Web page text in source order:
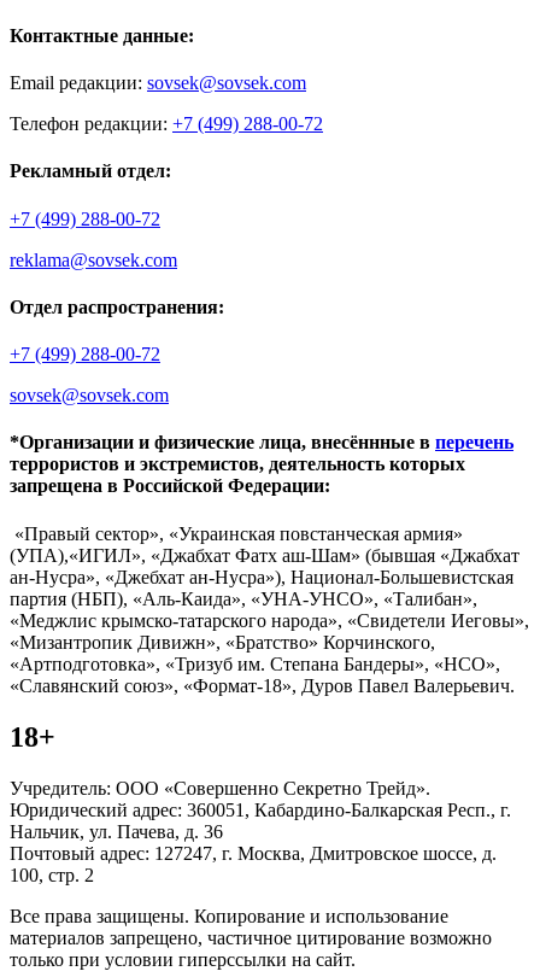
Контактные данные:
Email редакции: sovsek@sovsek.com
Телефон редакции: +7 (499) 288-00-72
Рекламный отдел:
+7 (499) 288-00-72
reklama@sovsek.com
Отдел распространения:
+7 (499) 288-00-72
sovsek@sovsek.com
*Организации и физические лица, внесённные в перечень
террористов и экстремистов, деятельность которых
запрещена в Российской Федерации:
«Правый сектор», «Украинская повстанческая армия»
(УПА),«ИГИЛ», «Джабхат Фатх аш-Шам» (бывшая «Джабхат
ан-Нусра», «Джебхат ан-Нусра»), Национал-Большевистская
партия (НБП), «Аль-Каида», «УНА-УНСО», «Талибан»,
«Меджлис крымско-татарского народа», «Свидетели Иеговы»,
«Мизантропик Дивижн», «Братство» Корчинского,
«Артподготовка», «Тризуб им. Степана Бандеры», «НСО»,
«Славянский союз», «Формат-18», Дуров Павел Валерьевич.
18+
Учредитель: ООО «Совершенно Секретно Трейд».
Юридический адрес: 360051, Кабардино-Балкарская Респ., г.
Нальчик, ул. Пачева, д. 36
Почтовый адрес: 127247, г. Москва, Дмитровское шоссе, д.
100, стр. 2
Все права защищены. Копирование и использование
материалов запрещено, частичное цитирование возможно
только при условии гиперссылки на сайт.